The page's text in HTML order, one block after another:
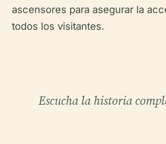
ascensores para asegurar la
todos los visitantes.
Escucha la historia